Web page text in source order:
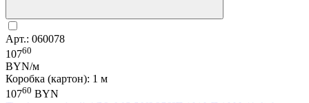
Арт.: 060078
10760
BYN/м
Коробка (картон): 1 м
10760 BYN